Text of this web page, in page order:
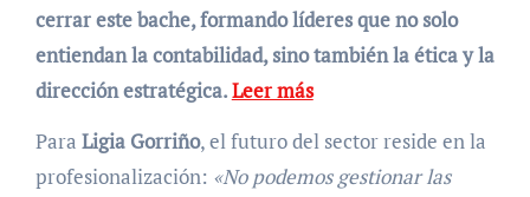
cerrar este bache, formando líderes que no solo
entiendan la contabilidad, sino también la ética y la
dirección estratégica.Leer más
Para Ligia Gorriño, el futuro del sector reside en la
profesionalización: «No podemos gestionar las